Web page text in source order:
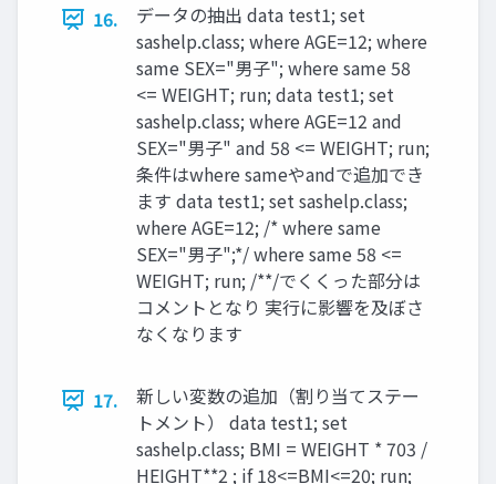
16.
データの抽出 data test1; set
sashelp.class; where AGE=12; where
same SEX="男子"; where same 58
<= WEIGHT; run; data test1; set
sashelp.class; where AGE=12 and
SEX="男子" and 58 <= WEIGHT; run;
条件はwhere sameやandで追加でき
ます data test1; set sashelp.class;
where AGE=12; /* where same
SEX="男子";*/ where same 58 <=
WEIGHT; run; /**/でくくった部分は
コメントとなり 実行に影響を及ぼさ
なくなります
17.
新しい変数の追加（割り当てステー
トメント） data test1; set
sashelp.class; BMI = WEIGHT * 703 /
HEIGHT**2 ; if 18<=BMI<=20; run;